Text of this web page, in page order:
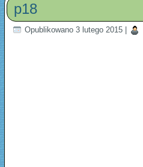
p18
Opublikowano 3 lutego 2015